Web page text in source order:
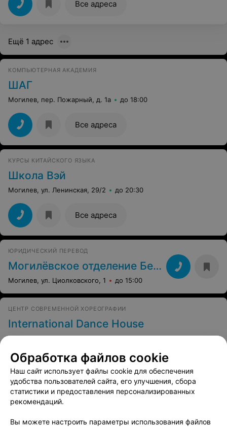
Все адреса
Ещё 1 адрес
КОМПЬЮТЕРНАЯ АКАДЕМИЯ
ШАГ
Могилев, пер. Пожарный, д. 1а до 18:00
Все адреса
КУРСЫ КИТАЙСКОГО ЯЗЫКА
Школа Вэй
Могилев, ул. Ленинская, 29/2 до 20:30
Все адреса
ЮРИДИЧЕСКИЙ ПЕРЕВОД
Могилёвское отделение БелТПП
Могилев, ул. Циолковского, 1 до 15:00
ЦЕНТР СОВРЕМЕННОЙ ХОРЕОГРАФИИ
International Dance House
Могилев, ул. Якубовского, 20 до 22:00
Отзывы62 Все адреса
Обработка файлов cookie
Наш сайт использует файлы cookie для обеспечения
удобства пользователей сайта, его улучшения, сбора
статистики и предоставления персонализированных
рекомендаций.
Вы можете настроить параметры использования файлов